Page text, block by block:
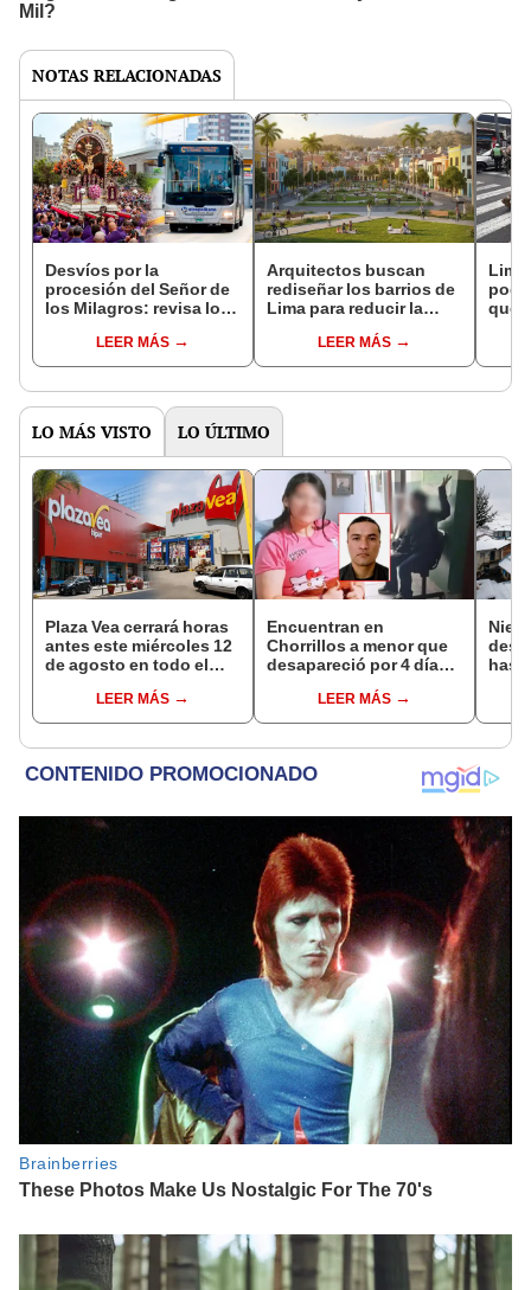
NOTAS RELACIONADAS
Desvíos por la
procesión del Señor de
los Milagros: revisa los
Metropolitano y
Corredores
LEER MÁS
Arquitectos buscan
rediseñar los barrios de
Lima para reducir la
"Es menos probable
que ocurra un acto
LEER MÁS
LO MÁS VISTO LO ÚLTIMO
Plaza Vea cerrará horas
antes este miércoles 12
de agosto en todo el
hasta las 7 p.m.
LEER MÁS
Encuentran en
Chorrillos a menor que
desapareció por 4 días
sujeto que conoció en
Roblox: PNP busca al
LEER MÁS
la